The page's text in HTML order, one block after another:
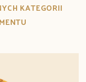
KATEGORII